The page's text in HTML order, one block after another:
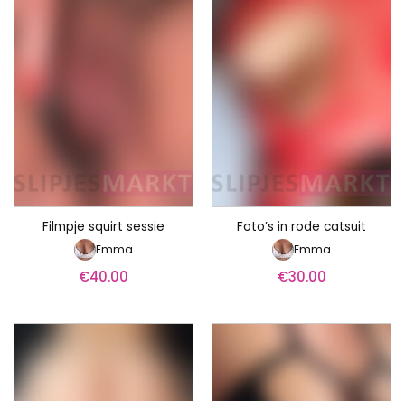
Filmpje squirt sessie
Emma
€40.00
Foto’s in rode catsuit
Emma
€30.00